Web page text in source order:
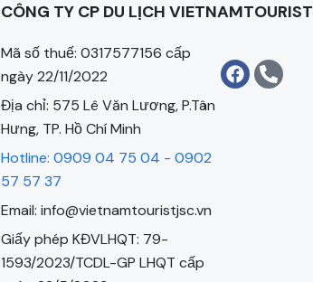
CÔNG TY CP DU LỊCH VIETNAMTOURIST
Mã số thuế: 0317577156 cấp
ngày 22/11/2022
Địa chỉ: 575 Lê Văn Lương, P.Tân
Hưng, TP. Hồ Chí Minh
Hotline: 0909 04 75 04 - 0902
57 57 37
Email: info@vietnamtouristjsc.vn
Giấy phép KĐVLHQT: 79-
1593/2023/TCDL-GP LHQT cấp